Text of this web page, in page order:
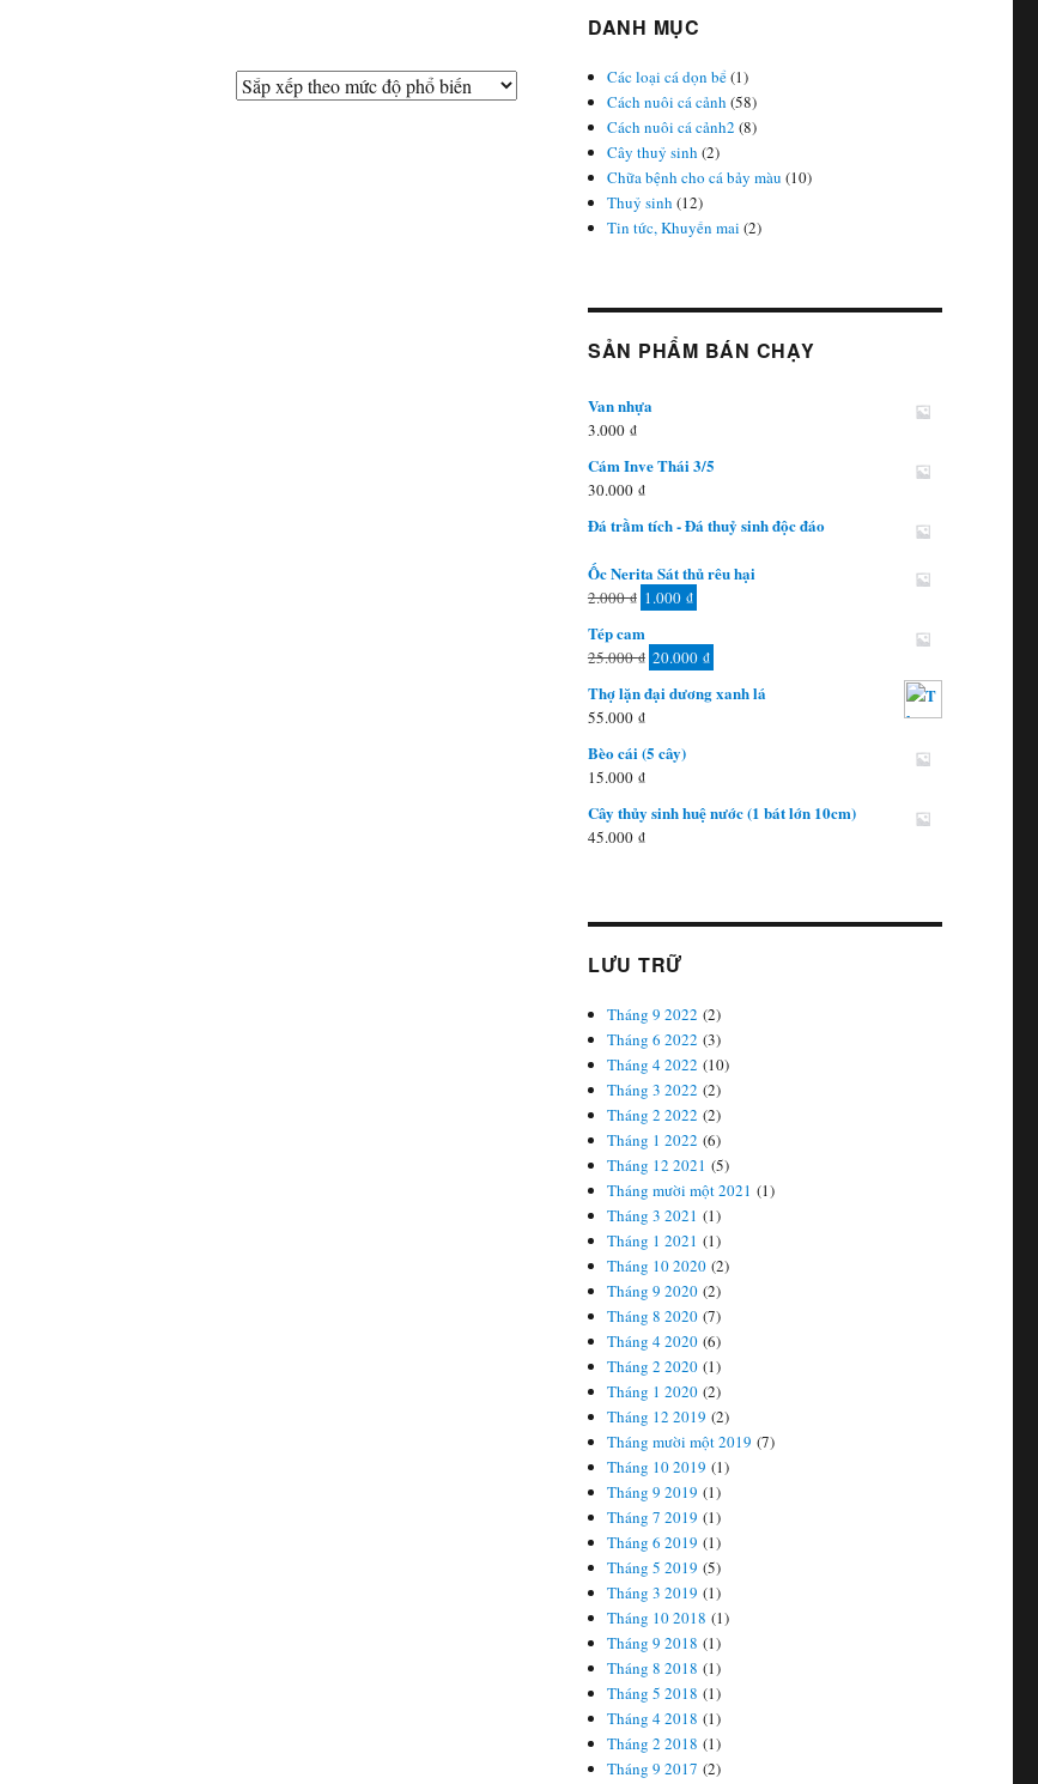
DANH MỤC
Các loại cá dọn bể(1)
Cách nuôi cá cảnh (58)
Cách nuôi cá cảnh2 (8)
Cây thuỷ sinh (2)
Chữa bệnh cho cá bảy màu (10)
Thuỷ sinh (12)
Tin tức, Khuyến mai (2)
SẢN PHẨM BÁN CHẠY
Van nhựa
3.000 ₫
Cám Inve Thái 3/5
30.000 ₫
Đá trầm tích - Đá thuỷ sinh độc đáo
Ốc Nerita Sát thủ rêu hại
2.000₫ Giá
là:
2.000 ₫.
1.000₫
tại
là:
1.000 ₫.
Tép cam
25.000₫ Giá
là:
20.000₫
tại
Thợ lặn đại dương xanh lá
55.000 ₫
Bèo cái (5 cây)
15.000 ₫
Cây thủy sinh huệ nước (1 bát lớn 10cm)
45.000 ₫
LƯU TRỮ
Tháng 9 2022 (2)
Tháng 6 2022 (3)
Tháng 4 2022 (10)
Tháng 3 2022 (2)
Tháng 2 2022 (2)
Tháng 1 2022 (6)
Tháng 12 2021 (5)
Tháng mười một 2021 (1)
Tháng 3 2021 (1)
Tháng 1 2021 (1)
Tháng 10 2020 (2)
Tháng 9 2020 (2)
Tháng 8 2020 (7)
Tháng 4 2020 (6)
Tháng 2 2020 (1)
Tháng 1 2020 (2)
Tháng 12 2019 (2)
Tháng mười một 2019 (7)
Tháng 10 2019 (1)
Tháng 9 2019 (1)
Tháng 7 2019 (1)
Tháng 6 2019 (1)
Tháng 5 2019 (5)
Tháng 3 2019 (1)
Tháng 10 2018 (1)
Tháng 9 2018 (1)
Tháng 8 2018 (1)
Tháng 5 2018 (1)
Tháng 4 2018 (1)
Tháng 2 2018 (1)
Tháng 9 2017 (2)